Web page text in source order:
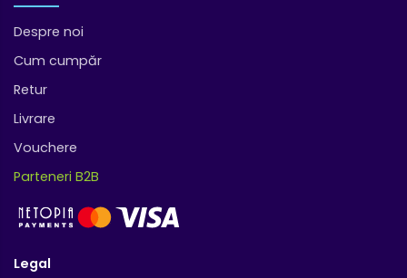
Despre noi
Cum cumpăr
Retur
Livrare
Vouchere
Parteneri B2B
Legal